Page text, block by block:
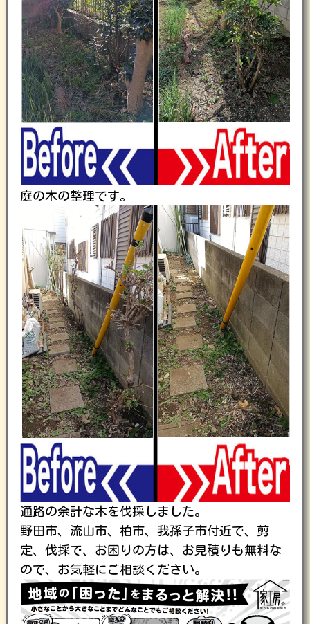
庭の木の整理です。
通路の余計な木を伐採しました。
野田市、流山市、柏市、我孫子市付近で、剪
定、伐採で、お困りの方は、お見積りも無料な
ので、お気軽にご相談ください。